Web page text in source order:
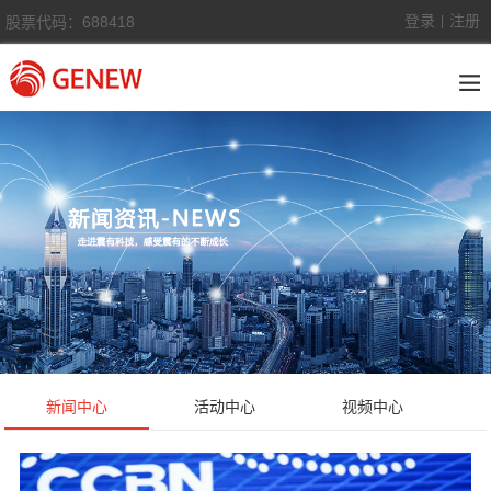
股票代码：688418 登录 注册
新闻中心 活动中心 视频中心